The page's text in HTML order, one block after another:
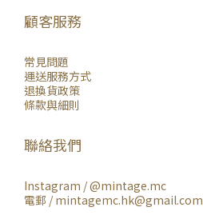
顧客服務
常見問題
運送服務方式
退換貨政策
條款與細則
聯絡我們
Instagram /@mintage.mc
電郵 / mintagemc.hk@gmail.com